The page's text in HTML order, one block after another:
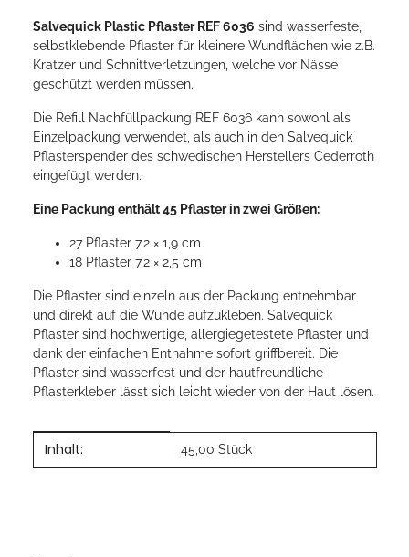
Salvequick Plastic Pflaster REF 6036 sind wasserfeste,
selbstklebende Pflaster für kleinere Wundflächen wie z.B.
Kratzer und Schnittverletzungen, welche vor Nässe
geschützt werden müssen.
Die Refill Nachfüllpackung REF 6036 kann sowohl als
Einzelpackung verwendet, als auch in den Salvequick
Pflasterspender des schwedischen Herstellers Cederroth
eingefügt werden.
Eine Packung enthält 45 Pflaster in zwei Größen:
27 Pflaster 7,2 × 1,9 cm
18 Pflaster 7,2 × 2,5 cm
Die Pflaster sind einzeln aus der Packung entnehmbar
und direkt auf die Wunde aufzukleben. Salvequick
Pflaster sind hochwertige, allergiegetestete Pflaster und
dank der einfachen Entnahme sofort griffbereit. Die
Pflaster sind wasserfest und der hautfreundliche
Pflasterkleber lässt sich leicht wieder von der Haut lösen.
Produkteigenschaft
Wert
Inhalt: 45,00 Stück